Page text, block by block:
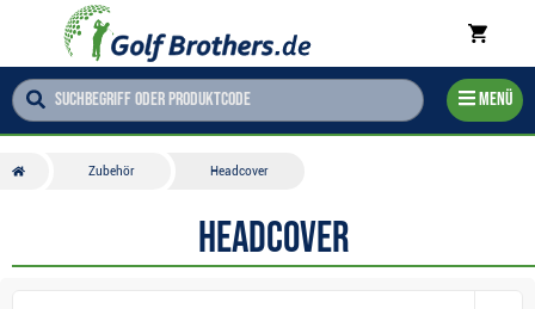
Menü
Zubehör Headcover
Headcover